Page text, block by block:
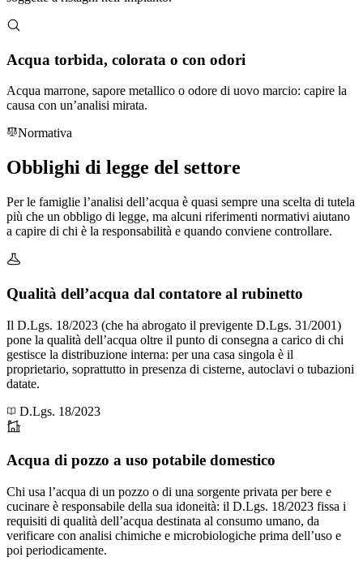
Acqua torbida, colorata o con odori
Acqua marrone, sapore metallico o odore di uovo marcio: capire la
causa con un’analisi mirata.
Normativa
Obblighi di legge del settore
Per le famiglie l’analisi dell’acqua è quasi sempre una scelta di tutela
più che un obbligo di legge, ma alcuni riferimenti normativi aiutano
a capire di chi è la responsabilità e quando conviene controllare.
Qualità dell’acqua dal contatore al rubinetto
Il D.Lgs. 18/2023 (che ha abrogato il previgente D.Lgs. 31/2001)
pone la qualità dell’acqua oltre il punto di consegna a carico di chi
gestisce la distribuzione interna: per una casa singola è il
proprietario, soprattutto in presenza di cisterne, autoclavi o tubazioni
datate.
D.Lgs. 18/2023
Acqua di pozzo a uso potabile domestico
Chi usa l’acqua di un pozzo o di una sorgente privata per bere e
cucinare è responsabile della sua idoneità: il D.Lgs. 18/2023 fissa i
requisiti di qualità dell’acqua destinata al consumo umano, da
verificare con analisi chimiche e microbiologiche prima dell’uso e
poi periodicamente.